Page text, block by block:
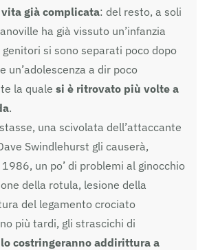
già complicata: del resto, a soli
ha già vissuto un’infanzia
si sono separati poco dopo
un’adolescenza a dir poco
la quale si è ritrovato più volte a
.
una scivolata dell’attaccante
Swindlehurst gli causerà,
un po’ di problemi al ginocchio
della rotula, lesione della
del legamento crociato
più tardi, gli strascichi di
lo costringeranno addirittura a